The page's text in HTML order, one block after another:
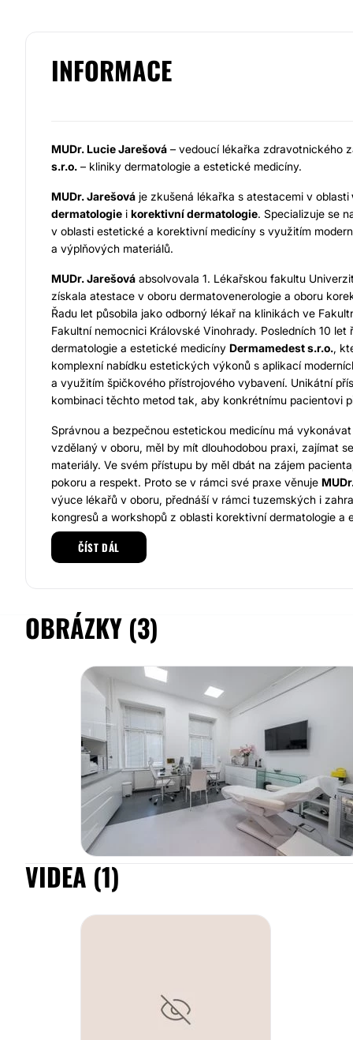
INFORMACE
MUDr. Lucie Jarešová – vedoucí lékařka zdravotnického
s.r.o. – kliniky dermatologie a estetické medicíny.
MUDr. Jarešová je zkušená lékařka s atestacemi v oblasti
dermatologie i korektivní dermatologie. Specializuje se
v oblasti estetické a korektivní medicíny s využitím
a výplňových materiálů.
MUDr. Jarešová absolvovala 1. Lékařskou fakultu
získala atestace v oboru dermatovenerologie a oboru
Řadu let působila jako odborný lékař na klinikách ve
Fakultní nemocnici Královské Vinohrady. Posledních 10 let
dermatologie a estetické medicíny Dermamedest s.r.o.,
komplexní nabídku estetických výkonů s aplikací
a využitím špičkového přístrojového vybavení. Unikátní
kombinaci těchto metod tak, aby konkrétnímu pacientovi
Správnou a bezpečnou estetickou medicínu má
vzdělaný v oboru, měl by mít dlouhodobou praxi, zajímat
materiály. Ve svém přístupu by měl dbát na zájem
pokoru a respekt. Proto se v rámci své praxe věnuje
výuce lékařů v oboru, přednáší v rámci tuzemských i
kongresů a workshopů z oblasti korektivní dermatologie a
Je držitelkou mnoha certifikátů pro aplikaci botulotoxinu,
kyseliny hyaluronové a využitím pokročilých laserových
ambulantní pracoviště.
MUDr. Lucie Jarešová
vhodné, aby bylo přirozené. Ke každému klientovi
Považuje za důležité, aby estetický dermatolog byl
oblasti dermatologie, musí rozumět kůži, umět jí léčit nebo
Rovněž musí být také dobrý psycholog, aby mohl dobře
možnosti se svým pacientem. V přístupu k pacientovi je
respekt, individuální a kompletní přístup, otevřená
vzájemnou důvěru.
Po celou její 20 letou praxi vnímá kůži jako zrcadlo
nejen, jak se k ní chováte, jak ji chráníte nebo nechráníte,
lékař, můžete z ní diagnostikovat i řadu jiným
kombinuje nejen moderní farmakologickou léčbu, ale má
cítění. Je až neuvěřitelné, jaké možnosti nám dávají
omladit pleť v obličeji, aby vypadala o řadu let mladší,
své praxi sleduje
každý rok nové
Každé zdravotnické pracoviště je tak dobré, jak kvalitní má
naprostý základ. Pacient nebo klient má ke svému lékaři
ČÍST DÁL
OBRÁZKY (3)
VIDEA (1)